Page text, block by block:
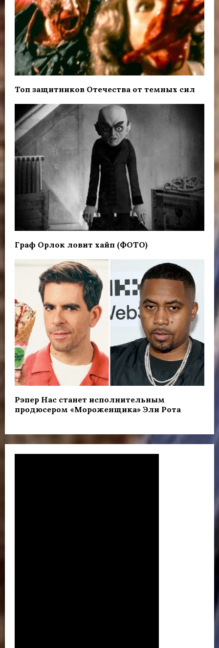
Топ защитников Отечества от темных сил
Граф Орлок ловит хайп (ФОТО)
Рэпер Нас станет исполнительным
продюсером «Мороженщика» Эли Рота